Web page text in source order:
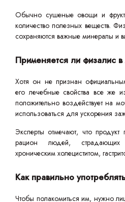
Обычно сушеные овощи и
количество полезных веществ.
сохраняются важные минералы и
Применяется ли физалис
Хотя он не признан
его лечебные свойства все же
положительно воздействует на
использоваться для ускорения
Эксперты отмечают, что
рацион людей, страдающих
хроническим холециститом,
Как правильно
Чтобы полакомиться им, нужно